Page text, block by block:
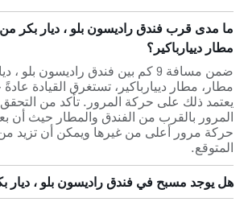
ما مدى قرب فندق راديسون بلو ، ديار بكر
مطار دييارباكير؟
ضمن مسافة 9 كم بين فندق راديسون بلو
يعتمد ذلك على حركة المرور. تأكد من
المرور بالقرب من الفندق والمطار حيث أن
حركة مرور أعلى من غيرها ويمكن أن تزيد
المتوقع.
هل يوجد مسبح في فندق راديسون بلو ، ديار